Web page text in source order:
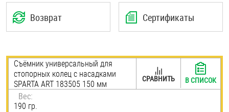
Шайбы
Шплинты
Штифты и пальцы
Возврат Сертификаты
Съёмник универсальный для
стопорных колец с насадками
SPARTA ART 183505 150 мм
Вес:
190 гр.
СРАВНИТЬ В СПИСОК